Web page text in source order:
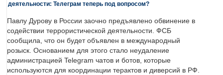
деятельности: Телеграм теперь под вопросом?
Павлу Дурову в России заочно предъявлено обвинение в
содействии террористической деятельности. ФСБ
сообщила, что он будет объявлен в международный
розыск. Основанием для этого стало неудаление
администрацией Telegram чатов и ботов, которые
используются для координации терактов и диверсий в РФ.